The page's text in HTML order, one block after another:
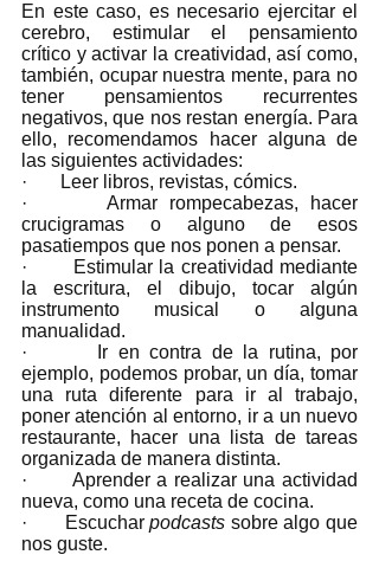
En este caso, es necesario ejercitar el
cerebro, estimular el pensamiento
crítico y activar la creatividad, así como,
también, ocupar nuestra mente, para no
tener pensamientos recurrentes
negativos, que nos restan energía. Para
ello, recomendamos hacer alguna de
las siguientes actividades:
·       Leer libros, revistas, cómics.
·       Armar rompecabezas, hacer
crucigramas o alguno de esos
pasatiempos que nos ponen a pensar.
·       Estimular la creatividad mediante
la escritura, el dibujo, tocar algún
instrumento musical o alguna
manualidad.
·       Ir en contra de la rutina, por
ejemplo, podemos probar, un día, tomar
una ruta diferente para ir al trabajo,
poner atención al entorno, ir a un nuevo
restaurante, hacer una lista de tareas
organizada de manera distinta.
·       Aprender a realizar una actividad
nueva, como una receta de cocina.
·       Escuchar podcasts sobre algo que
nos guste.